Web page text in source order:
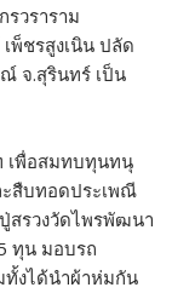
รวราราม
พ็ชรสูงเนิน ปลัด
จ.สุรินทร์ เป็น
เพื่อสมทบทุนทนุ
สืบทอดประเพณี
สรวงวัดไพรพัฒนา
ทุน มอบรถ
ทั้งได้นำผ้าห่มกัน